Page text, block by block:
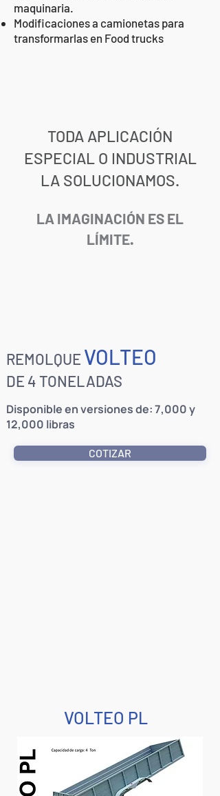
maquinaria.
Modificaciones a camionetas para
transformarlas en Food trucks
TODA APLICACIÓN
ESPECIAL O INDUSTRIAL
LA SOLUCIONAMOS.
LA IMAGINACIÓN ES EL
LÍMITE.
REMOLQUE VOLTEO
DE 4 TONELADAS
Disponible en versiones de: 7,000 y
12,000 libras
COTIZAR
VOLTEO PL